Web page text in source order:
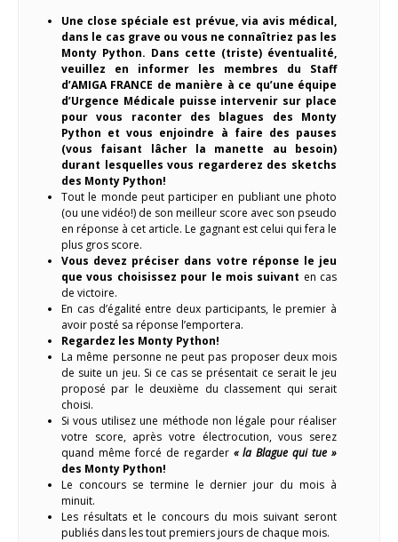
Une close spéciale est prévue, via avis médical,
dans le cas grave ou vous ne connaîtriez pas les
Monty Python. Dans cette (triste) éventualité,
veuillez en informer les membres du Staff
d’AMIGA FRANCE de manière à ce qu’une équipe
d’Urgence Médicale puisse intervenir sur place
pour vous raconter des blagues des Monty
Python et vous enjoindre à faire des pauses
(vous faisant lâcher la manette au besoin)
durant lesquelles vous regarderez des sketchs
des Monty Python!
Tout le monde peut participer en publiant une photo
(ou une vidéo!) de son meilleur score avec son pseudo
en réponse à cet article. Le gagnant est celui qui fera le
plus gros score.
Vous devez préciser dans votre réponse le jeu
que vous choisissez pour le mois suivant en cas
de victoire.
En cas d’égalité entre deux participants, le premier à
avoir posté sa réponse l’emportera.
Regardez les Monty Python!
La même personne ne peut pas proposer deux mois
de suite un jeu. Si ce cas se présentait ce serait le jeu
proposé par le deuxième du classement qui serait
choisi.
Si vous utilisez une méthode non légale pour réaliser
votre score, après votre électrocution, vous serez
quand même forcé de regarder « la Blague qui tue »
des Monty Python!
Le concours se termine le dernier jour du mois à
minuit.
Les résultats et le concours du mois suivant seront
publiés dans les tout premiers jours de chaque mois.